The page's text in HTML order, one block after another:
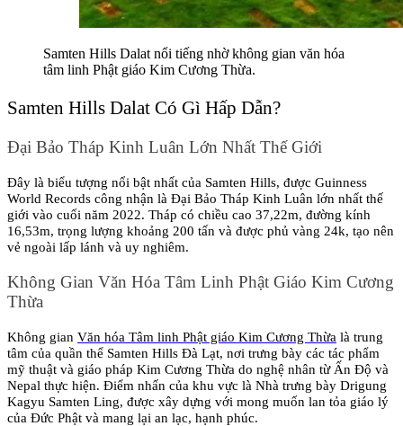
Samten Hills Dalat nổi tiếng nhờ không gian văn hóa
tâm linh Phật giáo Kim Cương Thừa.
Samten Hills Dalat Có Gì Hấp Dẫn?
Đại Bảo Tháp Kinh Luân Lớn Nhất Thế Giới
Đây là biểu tượng nổi bật nhất của Samten Hills, được Guinness
World Records công nhận là Đại Bảo Tháp Kinh Luân lớn nhất thế
giới vào cuối năm 2022. Tháp có chiều cao 37,22m, đường kính
16,53m, trọng lượng khoảng 200 tấn và được phủ vàng 24k, tạo nên
vẻ ngoài lấp lánh và uy nghiêm.
Không Gian Văn Hóa Tâm Linh Phật Giáo Kim Cương
Thừa
Không gian Văn hóa Tâm linh Phật giáo Kim Cương Thừa là trung
tâm của quần thể Samten Hills Đà Lạt, nơi trưng bày các tác phẩm
mỹ thuật và giáo pháp Kim Cương Thừa do nghệ nhân từ Ấn Độ và
Nepal thực hiện. Điểm nhấn của khu vực là Nhà trưng bày Drigung
Kagyu Samten Ling, được xây dựng với mong muốn lan tỏa giáo lý
của Đức Phật và mang lại an lạc, hạnh phúc.